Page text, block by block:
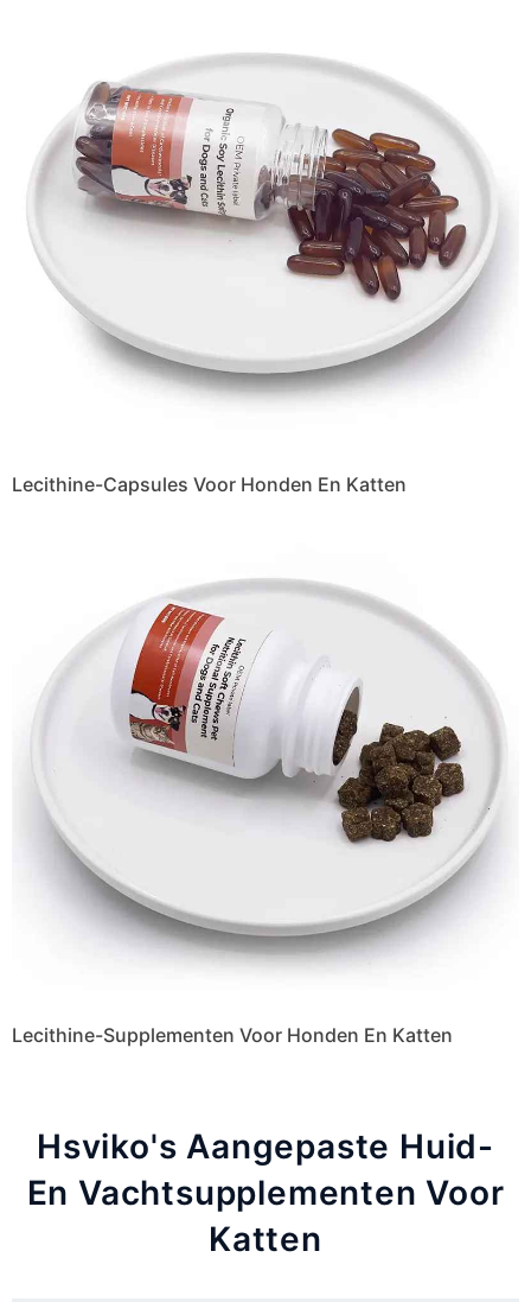
Lecithine-Capsules Voor Honden En Katten
Lecithine-Supplementen Voor Honden En Katten
Hsviko's Aangepaste Huid-
En Vachtsupplementen Voor
Katten